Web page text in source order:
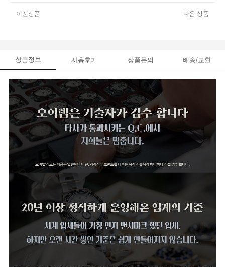
이전상품 다음 상품
상품정보 사용후기 상품문의 배송/교환